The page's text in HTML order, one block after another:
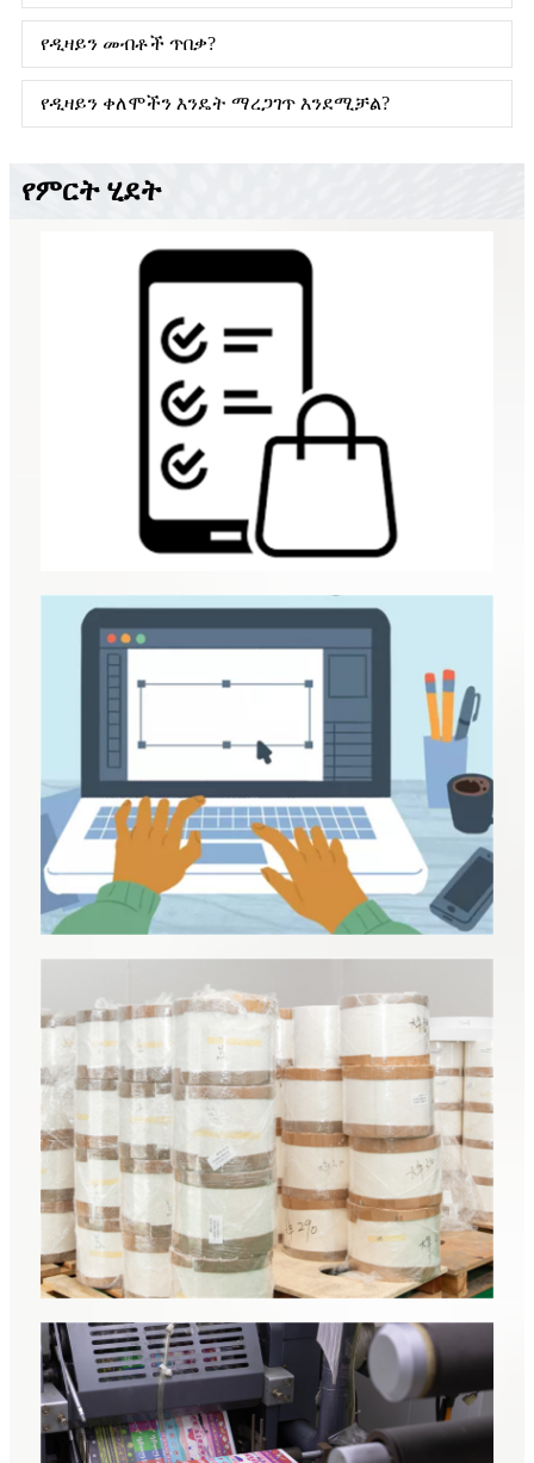
የዲዛይን መብቶች ጥበቃ?
የዲዛይን ቀለሞችን እንዴት ማረጋገጥ እንደሚቻል?
የምርት ሂደት